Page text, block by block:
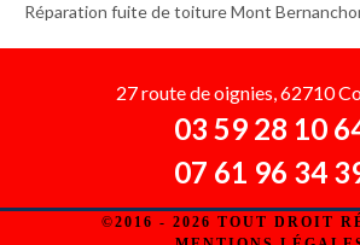
Réparation fuite de toiture Mont
27 route de oignies, 62710
03 59 28 10
07 61 96 34
©2016 - 2026 TOUT DROIT